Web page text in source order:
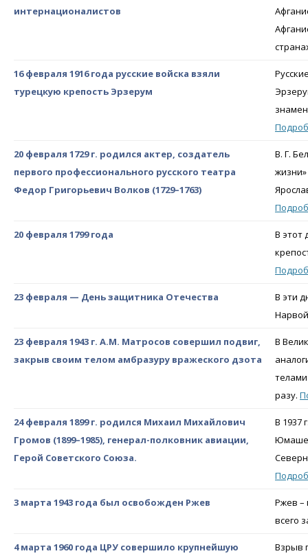
интернационалистов
16 февраля 1916 года русские войска взяли
турецкую крепость Эрзерум
20 февраля 1729 г. родился актер, создатель
первого профессионального русского театра
Федор Григорьевич Волков (1729–1763)
В. Г.
20 февраля 1799 года
В этот
23 февраля — День защитника Отечества
В эти
23 февраля 1943 г. А.М. Матросов совершил подвиг,
закрыв своим телом амбразуру вражеского дзота
В
разу.
24 февраля 1899 г. родился Михаил Михайлович
Громов (1899–1985), генерал-полковник авиации,
Герой Советского Союза.
В 1937
3 марта 1943 года был освобожден Ржев
Ржев –
всего
4 марта 1960 года ЦРУ совершило крупнейшую
Взрыв